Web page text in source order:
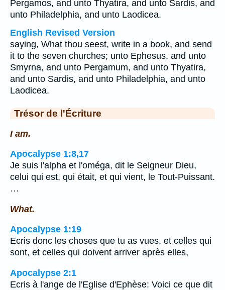
Pergamos, and unto Thyatira, and unto Sardis, and
unto Philadelphia, and unto Laodicea.
English Revised Version
saying, What thou seest, write in a book, and send
it to the seven churches; unto Ephesus, and unto
Smyrna, and unto Pergamum, and unto Thyatira,
and unto Sardis, and unto Philadelphia, and unto
Laodicea.
Trésor de l'Écriture
I am.
Apocalypse 1:8,17
Je suis l'alpha et l'oméga, dit le Seigneur Dieu,
celui qui est, qui était, et qui vient, le Tout-Puissant.
…
What.
Apocalypse 1:19
Ecris donc les choses que tu as vues, et celles qui
sont, et celles qui doivent arriver après elles,
Apocalypse 2:1
Ecris à l'ange de l'Eglise d'Ephèse: Voici ce que dit